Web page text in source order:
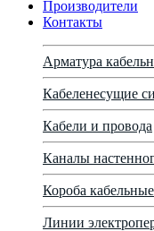
Производители
Контакты
Арматура
Кабеленесущие
Кабели и провода
Каналы
Короба кабельные
Линии